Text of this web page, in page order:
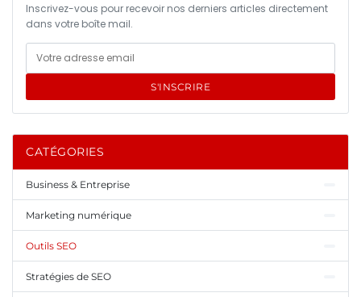
Inscrivez-vous pour recevoir nos derniers articles directement
dans votre boîte mail.
S'INSCRIRE
CATÉGORIES
Business & Entreprise
Marketing numérique
Outils SEO
Stratégies de SEO